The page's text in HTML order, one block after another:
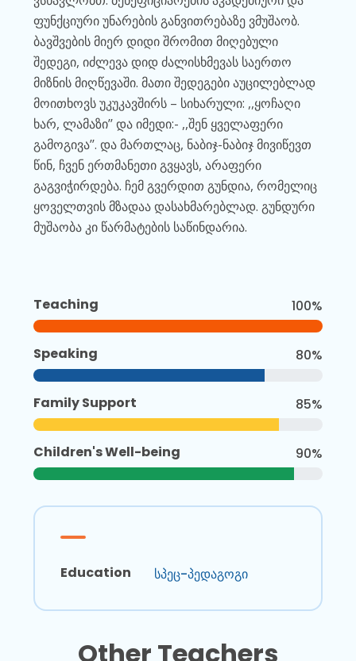
ფუნქციური უნარების განვითრებაზე ვმუშაობ.
ბავშვების მიერ დიდი შრომით მიღებული
შედეგი, იძლევა დიდ ძალისხმევას საერთო
მიზნის მიღწევაში. მათი შედეგები აუცილებლად
მოითხოვს უკუკავშირს – სიხარული: ,,ყოჩაღი
ხარ, ლამაზი’’ და იმედი:- ,,შენ ყველაფერი
გამოგივა’’. და მართლაც, ნაბიჯ-ნაბიჯ მივიწევთ
წინ, ჩვენ ერთმანეთი გვყავს, არაფერი
გაგვიჭირდება. ჩემ გვერდით გუნდია, რომელიც
ყოველთვის მზადაა დასახმარებლად. გუნდური
მუშაობა კი წარმატების საწინდარია.
Teaching 100%
Speaking 80%
Family Support 85%
Children's Well-being 90%
Education სპეც-პედაგოგი
Other Teachers